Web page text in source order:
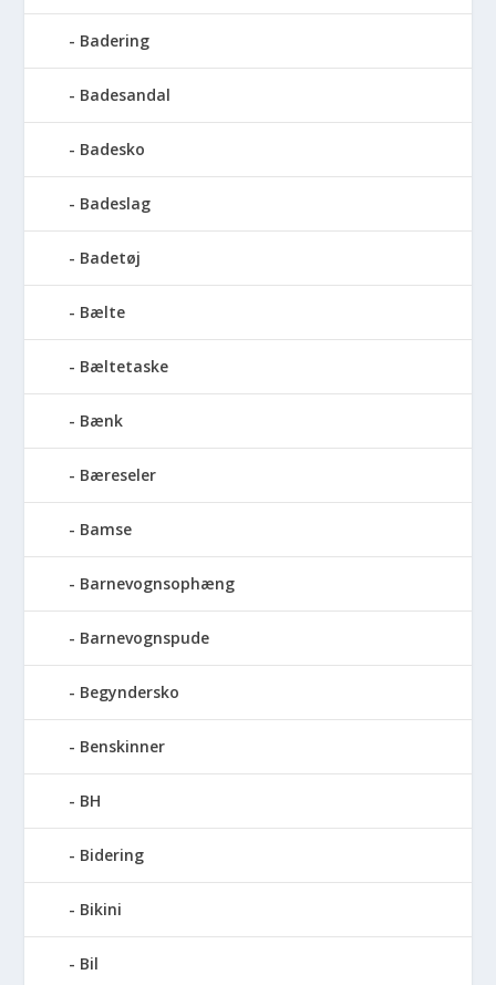
Badering
Badesandal
Badesko
Badeslag
Badetøj
Bælte
Bæltetaske
Bænk
Bæreseler
Bamse
Barnevognsophæng
Barnevognspude
Begyndersko
Benskinner
BH
Bidering
Bikini
Bil